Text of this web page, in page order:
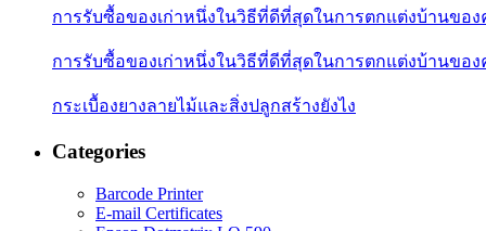
การรับซื้อของเก่าหนึ่งในวิธีที่ดีที่สุดในการตกแต่งบ้านขอ
การรับซื้อของเก่าหนึ่งในวิธีที่ดีที่สุดในการตกแต่งบ้านขอ
กระเบื้องยางลายไม้และสิ่งปลูกสร้างยังไง
Categories
Barcode Printer
E-mail Certificates